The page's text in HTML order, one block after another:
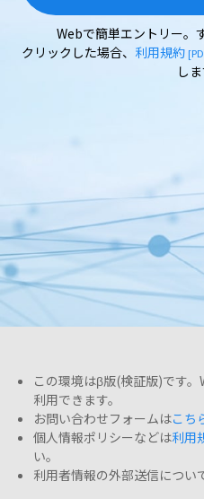
Webで簡単エントリー。
クリックした場合、 利用規約
しま
この環境はβ版(検証版)です
利用できます。
お問い合わせフォームはこち
個人情報ポリシーなどは利用
い。
利用者情報の外部送信につい